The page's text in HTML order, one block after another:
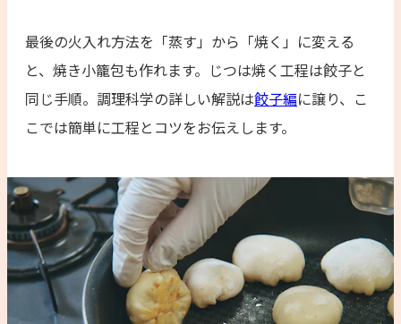
最後の火入れ方法を「蒸す」から「焼く」に変える
と、焼き小籠包も作れます。じつは焼く工程は餃子と
同じ手順。調理科学の詳しい解説は餃子編に譲り、こ
こでは簡単に工程とコツをお伝えします。